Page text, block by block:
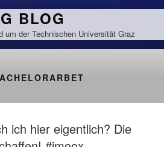
BLOG
um der Technischen Universität Graz
ich hier eigentlich? Die